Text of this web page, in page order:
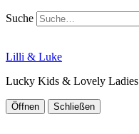
Suche
Lilli & Luke
Lucky Kids & Lovely Ladies
Öffnen Schließen